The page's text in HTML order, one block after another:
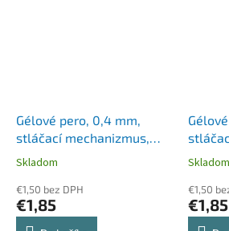
Gélové pero, 0,4 mm,
stláčací mechanizmus,
UNI "UMN-207E Signo",
Skladom
€1,50 bez DPH
€1,85
UNI
Skladom
€1,50
€1,85